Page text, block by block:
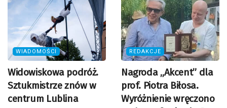
WIADOMOŚCI
Widowiskowa podróż.
Sztukmistrze znów w
centrum Lublina
REDAKCJE
Nagroda „Akcent” dla
prof. Piotra Biłosa.
Wyróżnienie wręczono